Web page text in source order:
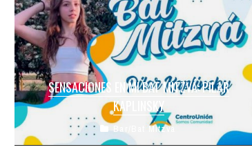
SENSACIONES EN MI BAT MITZVÁ: PILAR
KAPLINSKY
¡Esta semana tenemos una nueva ceremonia que
alegra a toda la Kehilá! Se trata de la Flia.
Bar/Bat Mitzvá